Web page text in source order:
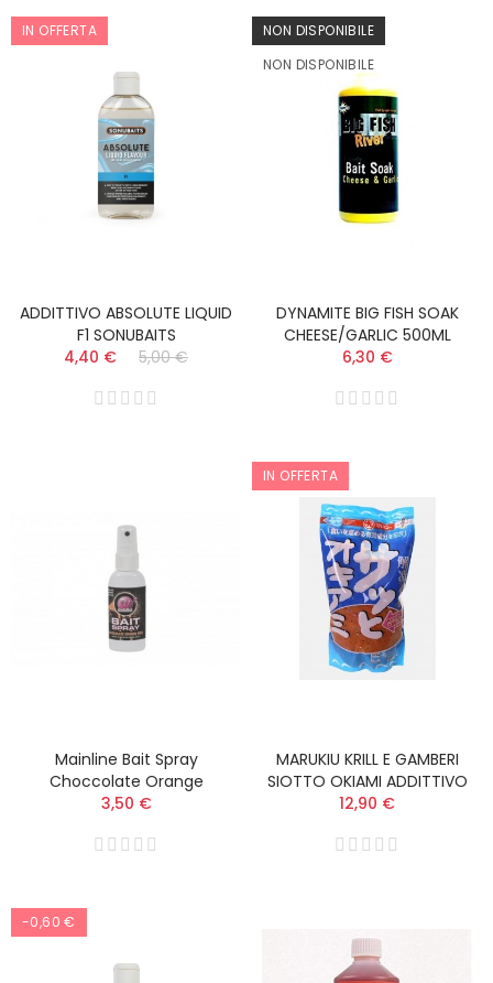
IN OFFERTA
ADDITTIVO ABSOLUTE LIQUID
F1 SONUBAITS
4,40 €
5,00 €
NON DISPONIBILE
NON DISPONIBILE
DYNAMITE BIG FISH SOAK
CHEESE/GARLIC 500ML
6,30 €
Mainline Bait Spray
Choccolate Orange
3,50 €
IN OFFERTA
MARUKIU KRILL E GAMBERI
SIOTTO OKIAMI ADDITTIVO
12,90 €
-0,60 €